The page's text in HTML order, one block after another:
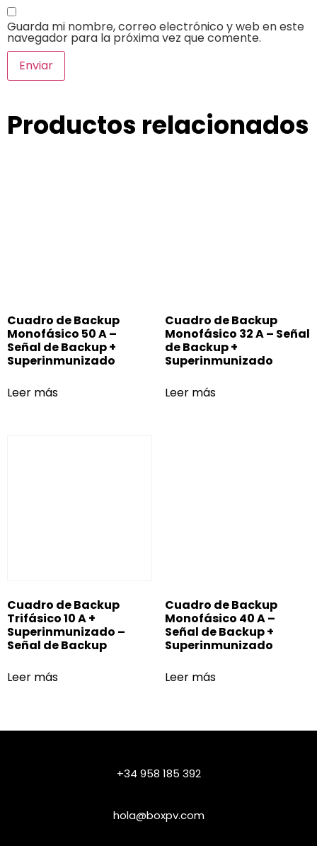
Guarda mi nombre, correo electrónico y web en este
navegador para la próxima vez que comente.
Productos relacionados
Cuadro de Backup
Monofásico 50 A –
Señal de Backup +
Superinmunizado
Leer más
Cuadro de Backup
Monofásico 32 A – Señal
de Backup +
Superinmunizado
Leer más
Cuadro de Backup
Trifásico 10 A +
Superinmunizado –
Señal de Backup
Leer más
Cuadro de Backup
Monofásico 40 A –
Señal de Backup +
Superinmunizado
Leer más
+34 958 185 392
hola@boxpv.com